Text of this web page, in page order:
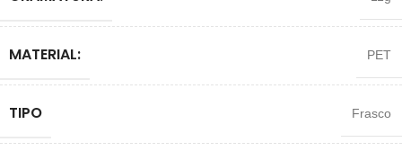
MATERIAL: PET
TIPO Frasco